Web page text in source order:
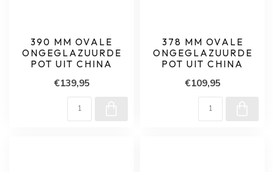
390 MM OVALE
ONGEGLAZUURDE
POT UIT CHINA
€139,95
378 MM OVALE
ONGEGLAZUURDE
POT UIT CHINA
€109,95